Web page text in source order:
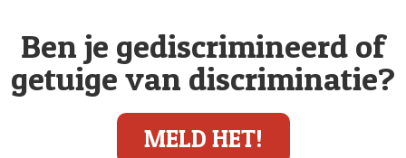
Ben je gediscrimineerd of
getuige van discriminatie?
MELD HET!